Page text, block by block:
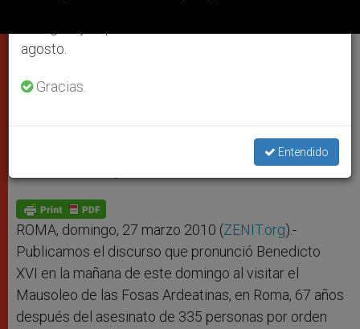
“Padre nuestro” en “el memorial
W
s
p
p
M
e
g
e
r
F
b
o
k
T
t
S
e
ROMA, domingo, 27 marzo 2010 (ZENIT.org).-
Publicamos el discurso que pronunció Benedicto
XVI en la mañana de este domingo al visitar el
Mausoleo de las Fosas Ardeatinas, en Roma, 67 años
después del asesinato de 335 personas por orden
agosto.
Gracias.
Entendido